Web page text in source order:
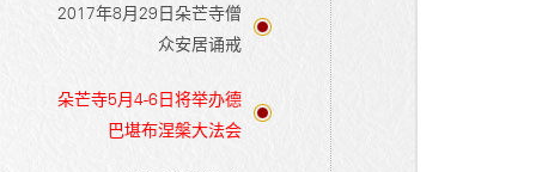
2017年8月29日朵芒寺僧
众安居诵戒
朵芒寺5月4-6日将举办德
巴堪布涅槃大法会